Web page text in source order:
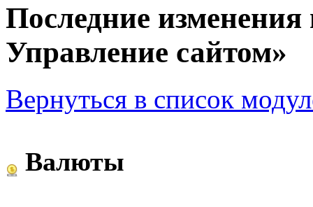
Последние
Управление сайтом»
Вернуться в список
Валюты